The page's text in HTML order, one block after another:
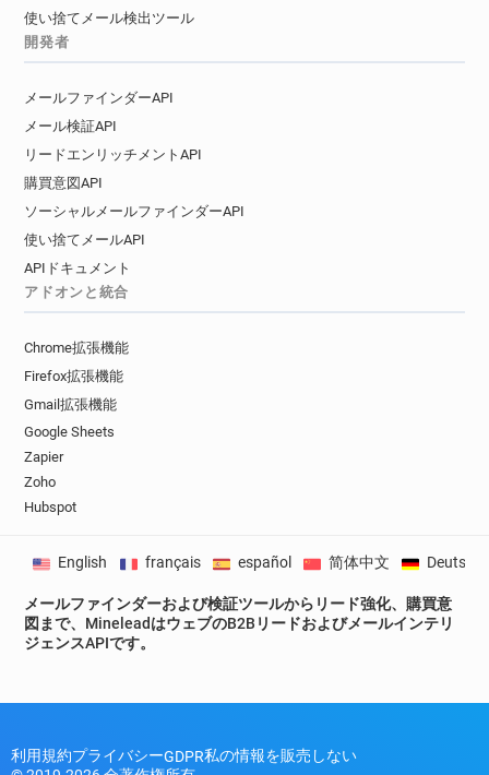
使い捨てメール検出ツール
開発者
メールファインダーAPI
メール検証API
リードエンリッチメントAPI
購買意図API
ソーシャルメールファインダーAPI
使い捨てメールAPI
APIドキュメント
アドオンと統合
Chrome拡張機能
Firefox拡張機能
Gmail拡張機能
Google Sheets
Zapier
Zoho
Hubspot
メールファインダーおよび検証ツールからリード強化、購買意
図まで、MineleadはウェブのB2Bリードおよびメールインテリ
ジェンスAPIです。
English français español 简体中文 Deutsch
利用規約プライバシーGDPR私の情報を販売しない